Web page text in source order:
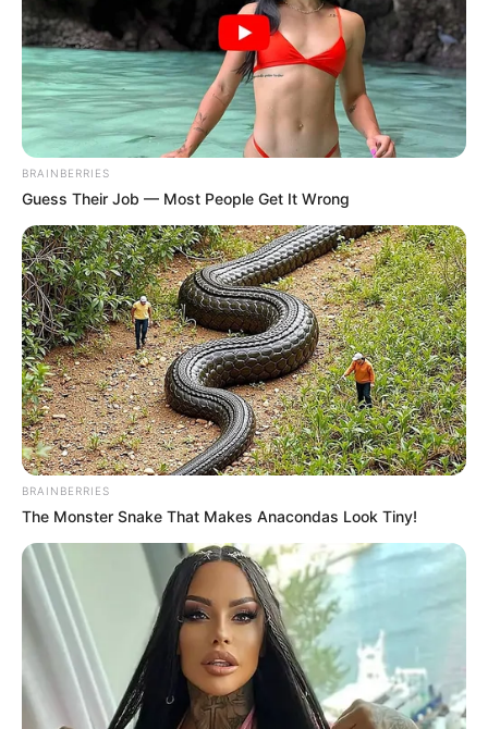
BRAINBERRIES
Guess Their Job — Most People Get It Wrong
BRAINBERRIES
The Monster Snake That Makes Anacondas Look Tiny!